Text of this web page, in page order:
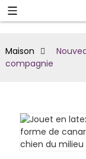
Maison
compagnie